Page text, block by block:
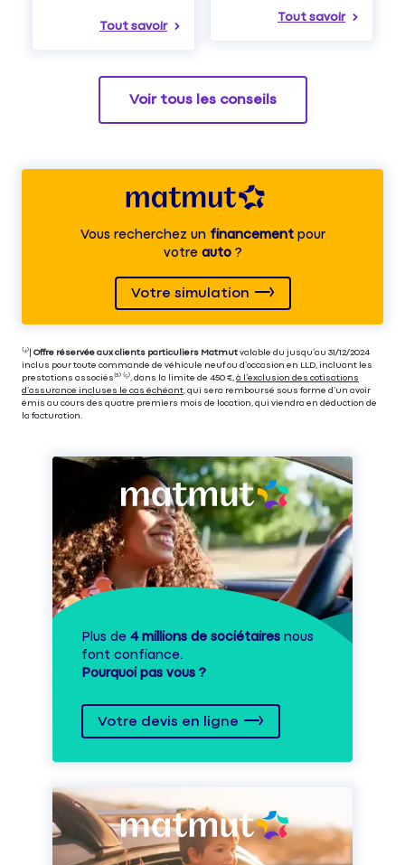
Tout savoir
Tout savoir
Voir tous les conseils
Vous recherchez unfinancementpour
votre auto?
Votre simulation
⁽⁴⁾| Offre réservée aux clients particuliers Matmut valable du jusqu’au 31/12/2024
inclus pour toute commande de véhicule neuf ou d’occasion en LLD, incluant les
prestations associés⁽³⁾ ⁽⁵⁾, dans la limite de 450 €, à l’exclusion des cotisations
d’assurance incluses le cas échéant , qui sera remboursé sous forme d’un avoir
émis au cours des quatre premiers mois de location, qui viendra en déduction de
la facturation.
Plus de 4 millions de sociétaires nous
font confiance.
Pourquoi pas vous ?
Votre devis en ligne